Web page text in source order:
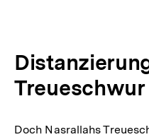
Doch Nasrallahs